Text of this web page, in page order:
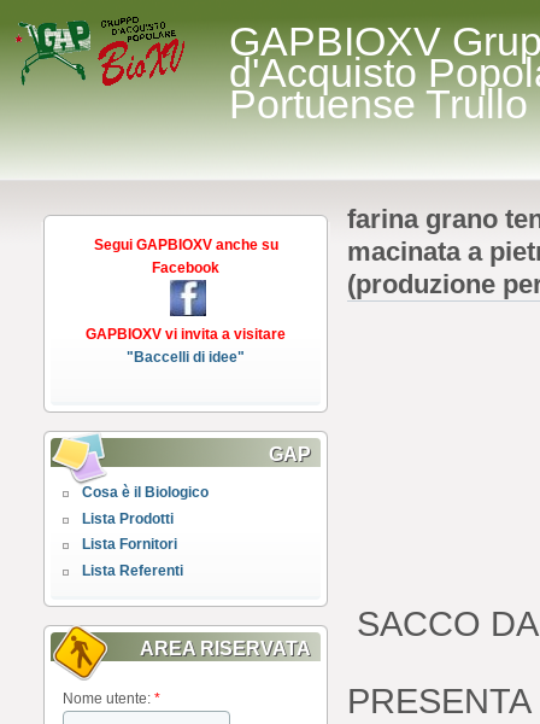
GAPBIOXV
d'Acquisto
Portuense Trullo
Segui GAPBIOXV anche su
Facebook
GAPBIOXV vi invita a visitare
"Baccelli di idee"
GAP
Cosa è il Biologico
Lista Prodotti
Lista Fornitori
Lista Referenti
AREA RISERVATA
Nome utente: *
farina grano
macinata a
(produzione
SACCO